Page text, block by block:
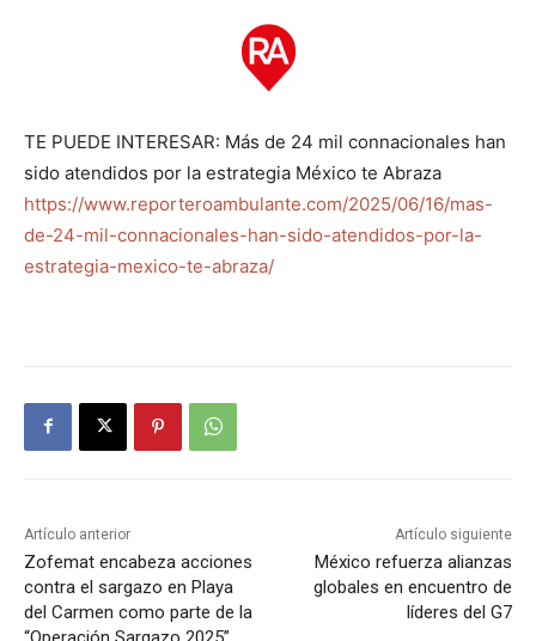
TE PUEDE INTERESAR: Más de 24 mil connacionales han
sido atendidos por la estrategia México te Abraza
https://www.reporteroambulante.com/2025/06/16/mas-
de-24-mil-connacionales-han-sido-atendidos-por-la-
estrategia-mexico-te-abraza/
Artículo anterior
Zofemat encabeza acciones
contra el sargazo en Playa
del Carmen como parte de la
Artículo siguiente
México refuerza alianzas
globales en encuentro de
líderes del G7